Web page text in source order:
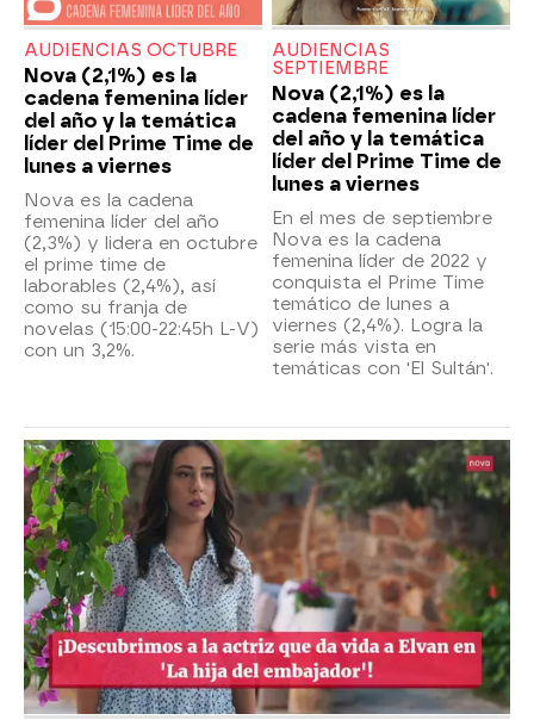
AUDIENCIAS OCTUBRE
Nova (2,1%) es la
cadena femenina líder
del año y la temática
líder del Prime Time de
lunes a viernes
Nova es la cadena
femenina líder del año
(2,3%) y lidera en octubre
el prime time de
laborables (2,4%), así
como su franja de
novelas (15:00-22:45h L-V)
con un 3,2%.
AUDIENCIAS
SEPTIEMBRE
Nova (2,1%) es la
cadena femenina líder
del año y la temática
líder del Prime Time de
lunes a viernes
En el mes de septiembre
Nova es la cadena
femenina líder de 2022 y
conquista el Prime Time
temático de lunes a
viernes (2,4%). Logra la
serie más vista en
temáticas con 'El Sultán'.